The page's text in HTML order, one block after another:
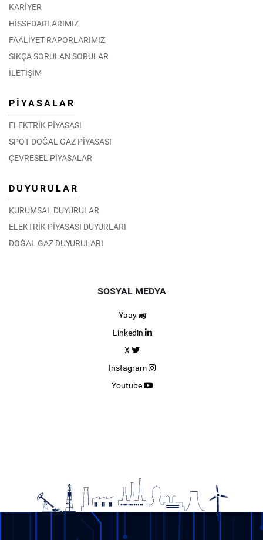
KARİYER
HİSSEDARLARIMIZ
FAALİYET RAPORLARIMIZ
SIKÇA SORULAN SORULAR
İLETİŞİM
PİYASALAR
ELEKTRİK PİYASASI
SPOT DOĞAL GAZ PİYASASI
ÇEVRESEL PİYASALAR
DUYURULAR
KURUMSAL DUYURULAR
ELEKTRİK PİYASASI DUYURLARI
DOĞAL GAZ DUYURULARI
SOSYAL MEDYA
Yaay
Linkedin
X
Instagram
Youtube